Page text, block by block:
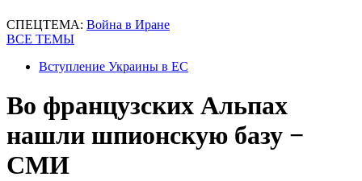
СПЕЦТЕМА: Война в Иране
ВСЕ ТЕМЫ
Вступление Украины в ЕС
Во французских Альпах
нашли шпионскую базу −
СМИ